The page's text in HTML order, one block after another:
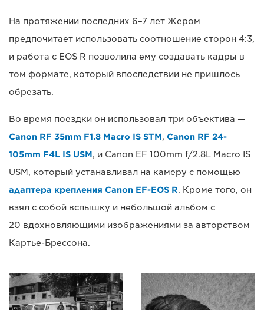
На протяжении последних 6–7 лет Жером
предпочитает использовать соотношение сторон 4:3,
и работа с EOS R позволила ему создавать кадры в
том формате, который впоследствии не пришлось
обрезать.
Во время поездки он использовал три объектива —
Canon RF 35mm F1.8 Macro IS STM, Canon RF 24-
105mm F4L IS USM, и Canon EF 100mm f/2.8L Macro IS
USM, который устанавливал на камеру с помощью
адаптера крепления Canon EF-EOS R. Кроме того, он
взял с собой вспышку и небольшой альбом с
20 вдохновляющими изображениями за авторством
Картье-Брессона.